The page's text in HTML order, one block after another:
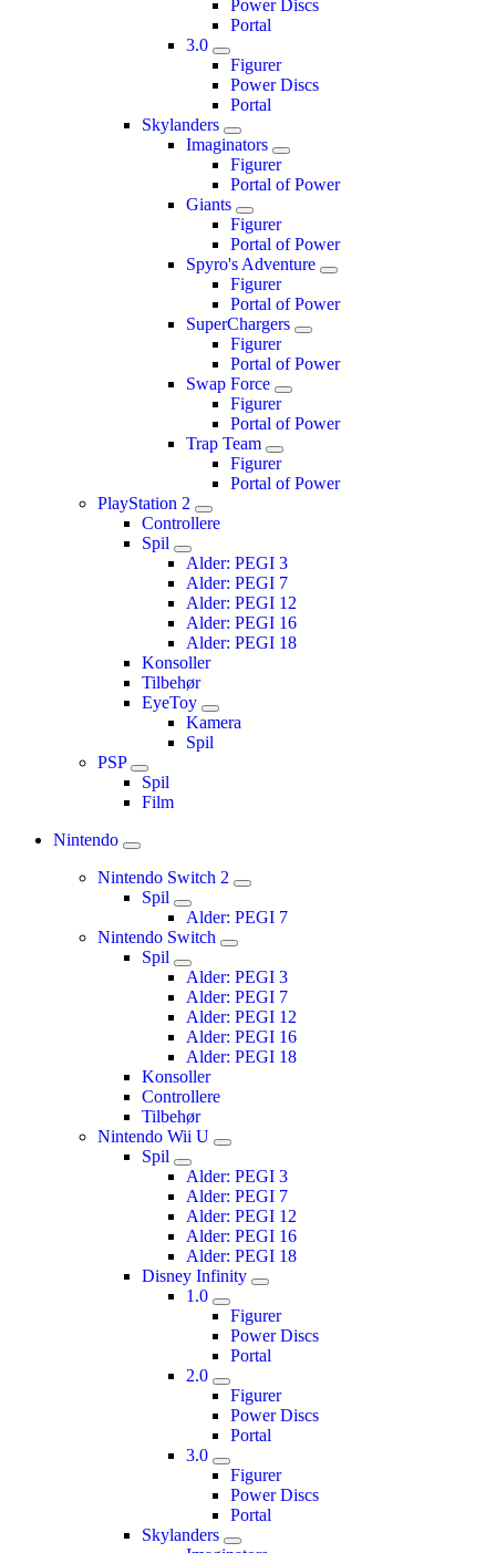
Power Discs
Portal
3.0
Figurer
Power Discs
Portal
Skylanders
Imaginators
Figurer
Portal of Power
Giants
Figurer
Portal of Power
Spyro's Adventure
Figurer
Portal of Power
SuperChargers
Figurer
Portal of Power
Swap Force
Figurer
Portal of Power
Trap Team
Figurer
Portal of Power
PlayStation 2
Controllere
Spil
Alder: PEGI 3
Alder: PEGI 7
Alder: PEGI 12
Alder: PEGI 16
Alder: PEGI 18
Konsoller
Tilbehør
EyeToy
Kamera
Spil
PSP
Spil
Film
Nintendo
Nintendo Switch 2
Spil
Alder: PEGI 7
Nintendo Switch
Spil
Alder: PEGI 3
Alder: PEGI 7
Alder: PEGI 12
Alder: PEGI 16
Alder: PEGI 18
Konsoller
Controllere
Tilbehør
Nintendo Wii U
Spil
Alder: PEGI 3
Alder: PEGI 7
Alder: PEGI 12
Alder: PEGI 16
Alder: PEGI 18
Disney Infinity
1.0
Figurer
Power Discs
Portal
2.0
Figurer
Power Discs
Portal
3.0
Figurer
Power Discs
Portal
Skylanders